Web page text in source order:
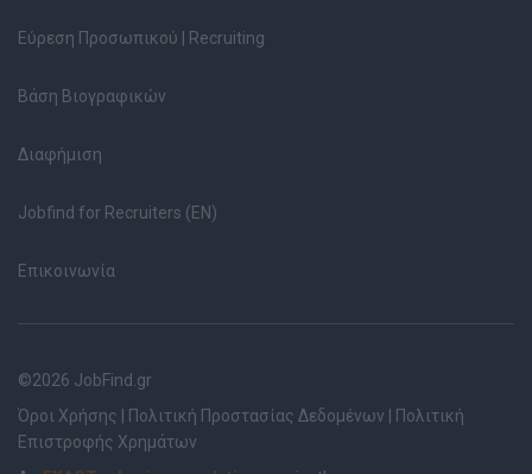
Εύρεση Προσωπικού | Recruiting
Βάση Βιογραφικών
Διαφήμιση
Jobfind for Recruiters (EN)
Επικοινωνία
©2026 JobFind.gr
Όροι Χρήσης
Πολιτική Προστασίας Δεδομένων
Πολιτική
Επιστροφής Χρημάτων